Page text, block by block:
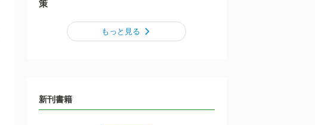
策
もっと見る
新刊書籍